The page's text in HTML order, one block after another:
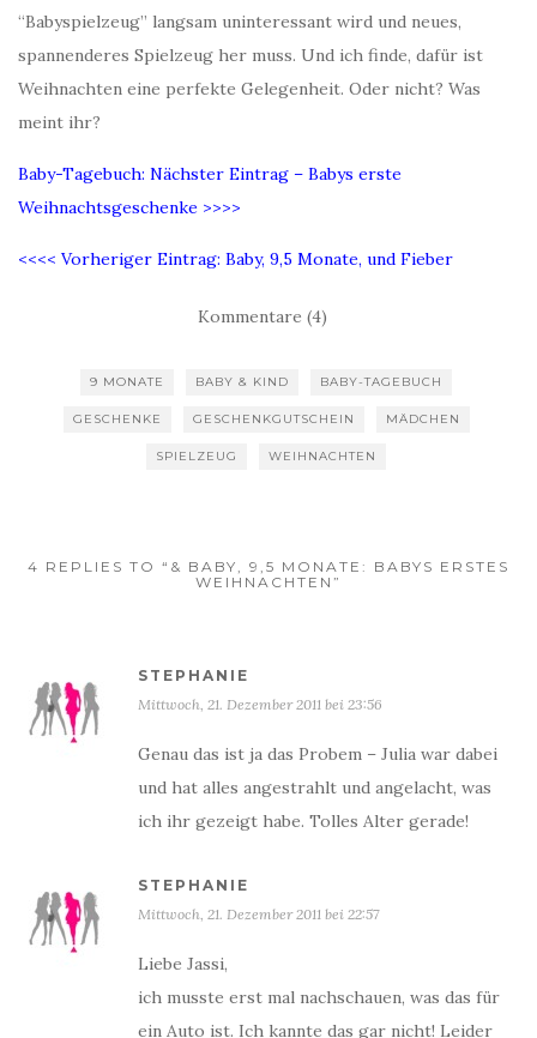
“Babyspielzeug” langsam uninteressant wird und neues,
spannenderes Spielzeug her muss. Und ich finde, dafür ist
Weihnachten eine perfekte Gelegenheit. Oder nicht? Was
meint ihr?
Baby-Tagebuch: Nächster Eintrag – Babys erste
Weihnachtsgeschenke >>>>
<<<< Vorheriger Eintrag: Baby, 9,5 Monate, und Fieber
Kommentare (4)
9 MONATE BABY & KIND BABY-TAGEBUCH
GESCHENKE GESCHENKGUTSCHEIN MÄDCHEN
SPIELZEUG WEIHNACHTEN
4 REPLIES TO “& BABY, 9,5 MONATE: BABYS ERSTES
WEIHNACHTEN”
STEPHANIE
Mittwoch, 21. Dezember 2011 bei 23:56
Genau das ist ja das Probem – Julia war dabei
und hat alles angestrahlt und angelacht, was
ich ihr gezeigt habe. Tolles Alter gerade!
STEPHANIE
Mittwoch, 21. Dezember 2011 bei 22:57
Liebe Jassi,
ich musste erst mal nachschauen, was das für
ein Auto ist. Ich kannte das gar nicht! Leider